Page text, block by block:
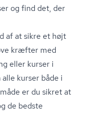
og find det, der
af at sikre et højt
kræfter med
eller kurser i
kurser både i
er du sikret at
de bedste